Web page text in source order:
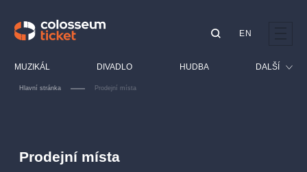
MUZIKÁL DIVADLO HUDBA DALŠÍ
EN
Hlavní stránka Prodejní místa
Prodejní místa
OBYČEJNÁ HOLKA
2026
Pink Panther Agency,